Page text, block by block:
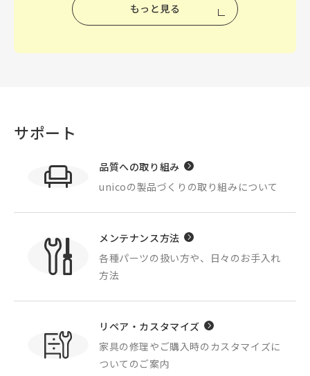
もっと見る
サポート
品質への取り組み
unicoの製品づくりの取り組みについて
メンテナンス方法
各種パーツの扱い方や、
日々のお手入れ
方法
リペア・カスタマイズ
家具の修理やご購入時の カスタマイズに
ついてのご案内